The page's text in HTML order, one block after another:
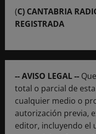
(C) CANTABRIA
REGISTRADA
-- AVISO LEGAL --
total o parcial de
cualquier medio o
autorización previa,
editor, incluyendo el